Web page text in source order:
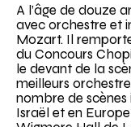
A l’âge de douze
avec orchestre et
Mozart. Il
du Concours
le devant de la
meilleurs
nombre de
Israël et en